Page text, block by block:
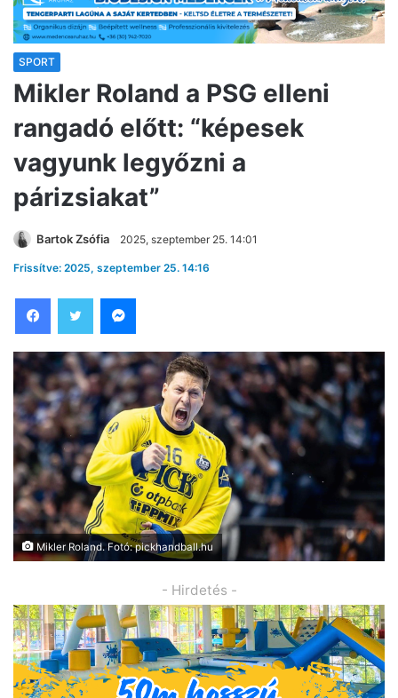
SPORT
Mikler Roland a PSG elleni
rangadó előtt: “képesek
vagyunk legyőzni a
párizsiakat”
Bartok Zsófia 2025, szeptember 25. 14:01
Frissítve: 2025, szeptember 25. 14:16
Mikler Roland. Fotó: pickhandball.hu
- Hirdetés -